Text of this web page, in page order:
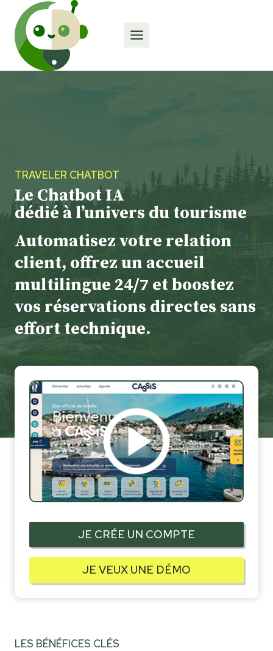
contenu
TRAVELER CHATBOT
Le Chatbot IA
dédié à l’univers du tourisme
Automatisez votre relation
client, offrez un accueil
multilingue 24/7 et boostez
vos réservations directes sans
effort technique.
JE CRÉE UN COMPTE
JE VEUX UNE DÉMO
LES BÉNÉFICES CLÉS